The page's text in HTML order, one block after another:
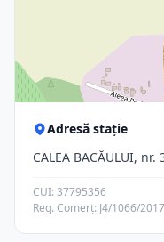
Adresă stație
CALEA BACĂULUI,
CUI: 37795356
Reg. Comerț: J4/1066/2017